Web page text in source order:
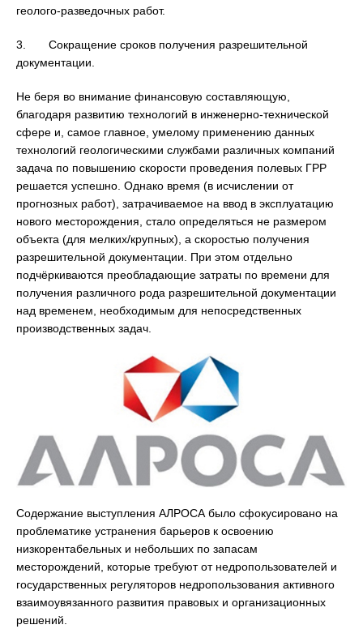
геолого-разведочных работ.
3. Сокращение сроков получения разрешительной
документации.
Не беря во внимание финансовую составляющую,
благодаря развитию технологий в инженерно-технической
сфере и, самое главное, умелому применению данных
технологий геологическими службами различных компаний
задача по повышению скорости проведения полевых ГРР
решается успешно. Однако время (в исчислении от
прогнозных работ), затрачиваемое на ввод в эксплуатацию
нового месторождения, стало определяться не размером
объекта (для мелких/крупных), а скоростью получения
разрешительной документации. При этом отдельно
подчёркиваются преобладающие затраты по времени для
получения различного рода разрешительной документации
над временем, необходимым для непосредственных
производственных задач.
Содержание выступления АЛРОСА было сфокусировано на
проблематике устранения барьеров к освоению
низкорентабельных и небольших по запасам
месторождений, которые требуют от недропользователей и
государственных регуляторов недропользования активного
взаимоувязанного развития правовых и организационных
решений.